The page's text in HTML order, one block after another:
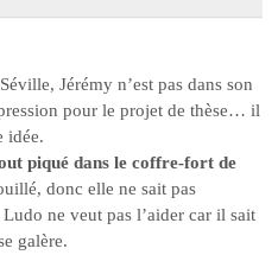
Jérémy n’est pas dans son
pour le projet de thèse… il
idée.
piqué dans le coffre-fort de
donc elle ne sait pas
ne veut pas l’aider car il sait
galère.